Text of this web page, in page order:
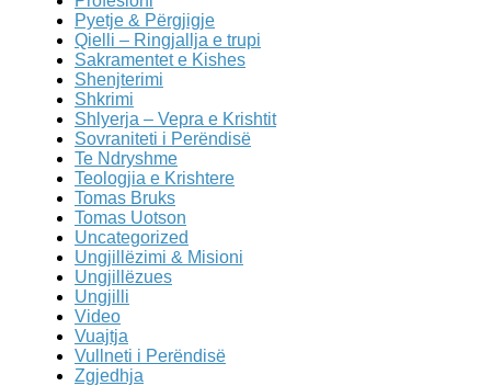
Pyetje & Përgjigje
Qielli – Ringjallja e trupi
Sakramentet e Kishes
Shenjterimi
Shkrimi
Shlyerja – Vepra e Krishtit
Sovraniteti i Perëndisë
Te Ndryshme
Teologjia e Krishtere
Tomas Bruks
Tomas Uotson
Uncategorized
Ungjillëzimi & Misioni
Ungjillëzues
Ungjilli
Video
Vuajtja
Vullneti i Perëndisë
Zgjedhja